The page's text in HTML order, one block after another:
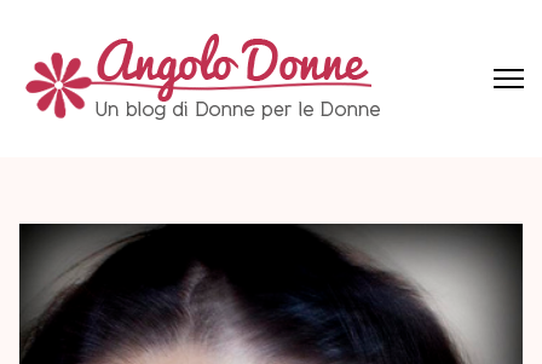
content
(Press